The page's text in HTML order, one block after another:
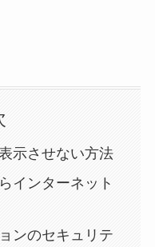
示させない方法
インターネット
ンのセキュリテ